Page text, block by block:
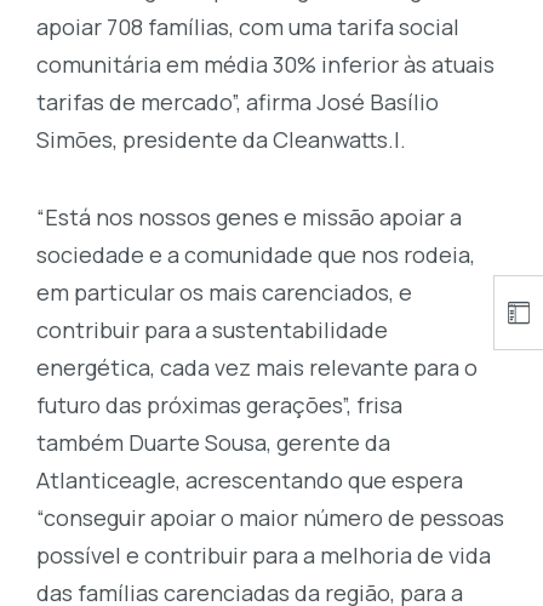
apoiar 708 famílias, com uma tarifa social
comunitária em média 30% inferior às atuais
tarifas de mercado”, afirma José Basílio
Simões, presidente da Cleanwatts.l.
“Está nos nossos genes e missão apoiar a
sociedade e a comunidade que nos rodeia,
em particular os mais carenciados, e
contribuir para a sustentabilidade
energética, cada vez mais relevante para o
futuro das próximas gerações”, frisa
também Duarte Sousa, gerente da
Atlanticeagle, acrescentando que espera
“conseguir apoiar o maior número de pessoas
possível e contribuir para a melhoria de vida
das famílias carenciadas da região, para a